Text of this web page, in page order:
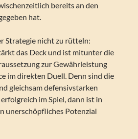
bereits an den
hat.
Strategie nicht zu rütteln:
das Deck und ist mitunter die
zur Gewährleistung
im direkten Duell. Denn sind die
gleichsam defensivstarken
im Spiel, dann ist in
unerschöpfliches Potenzial